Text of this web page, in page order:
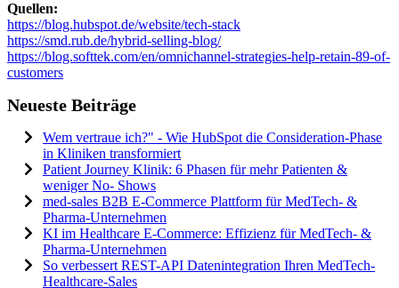
Quellen:
https://blog.hubspot.de/website/tech-stack
https://smd.rub.de/hybrid-selling-blog/
https://blog.softtek.com/en/omnichannel-strategies-help-retain-89-of-
customers
Neueste Beiträge
Wem vertraue ich?" - Wie HubSpot die Consideration-Phase
in Kliniken transformiert
Patient Journey Klinik: 6 Phasen für mehr Patienten &
weniger No- Shows
med-sales B2B E-Commerce Plattform für MedTech- &
Pharma-Unternehmen
KI im Healthcare E-Commerce: Effizienz für MedTech- &
Pharma-Unternehmen
So verbessert REST-API Datenintegration Ihren MedTech-
Healthcare-Sales